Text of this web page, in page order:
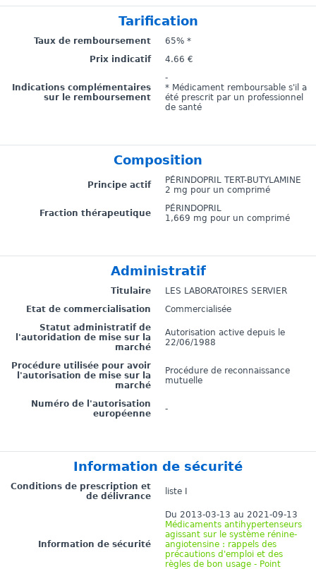
Tarification
Taux de remboursement
65% *
Prix indicatif
4.66 €
Indications complémentaires
sur le remboursement
-
* Médicament remboursable s'il a
été prescrit par un professionnel
de santé
Composition
Principe actif
PÉRINDOPRIL TERT-BUTYLAMINE
2 mg pour un comprimé
Fraction thérapeutique
PÉRINDOPRIL
1,669 mg pour un comprimé
Administratif
Titulaire
LES LABORATOIRES SERVIER
Etat de commercialisation
Commercialisée
Statut administratif de
l'autoridation de mise sur la
marché
Autorisation active depuis le
22/06/1988
Procédure utilisée pour avoir
l'autorisation de mise sur la
marché
Procédure de reconnaissance
mutuelle
Numéro de l'autorisation
européenne
-
Information de sécurité
Conditions de prescription et
de délivrance
liste I
Information de sécurité
Du 2013-03-13 au 2021-09-13
Médicaments antihypertenseurs
agissant sur le système rénine-
angiotensine : rappels des
précautions d'emploi et des
règles de bon usage - Point